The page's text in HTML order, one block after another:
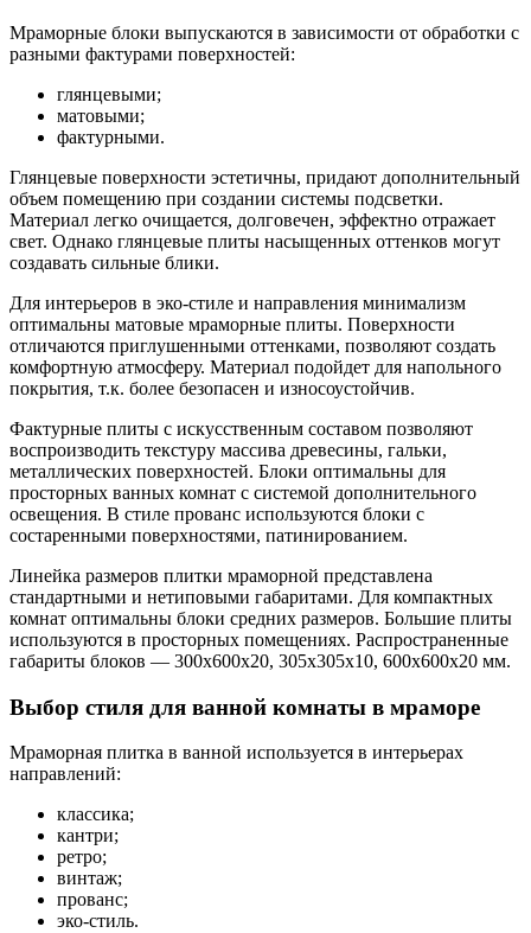
Мраморные блоки выпускаются в зависимости от обработки с
разными фактурами поверхностей:
глянцевыми;
матовыми;
фактурными.
Глянцевые поверхности эстетичны, придают дополнительный
объем помещению при создании системы подсветки.
Материал легко очищается, долговечен, эффектно отражает
свет. Однако глянцевые плиты насыщенных оттенков могут
создавать сильные блики.
Для интерьеров в эко-стиле и направления минимализм
оптимальны матовые мраморные плиты. Поверхности
отличаются приглушенными оттенками, позволяют создать
комфортную атмосферу. Материал подойдет для напольного
покрытия, т.к. более безопасен и износоустойчив.
Фактурные плиты с искусственным составом позволяют
воспроизводить текстуру массива древесины, гальки,
металлических поверхностей. Блоки оптимальны для
просторных ванных комнат с системой дополнительного
освещения. В стиле прованс используются блоки с
состаренными поверхностями, патинированием.
Линейка размеров плитки мраморной представлена
стандартными и нетиповыми габаритами. Для компактных
комнат оптимальны блоки средних размеров. Большие плиты
используются в просторных помещениях. Распространенные
габариты блоков — 300x600x20, 305x305x10, 600x600x20 мм.
Выбор стиля для ванной комнаты в мраморе
Мраморная плитка в ванной используется в интерьерах
направлений:
классика;
кантри;
ретро;
винтаж;
прованс;
эко-стиль.